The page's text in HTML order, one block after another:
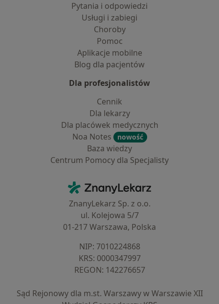
Pytania i odpowiedzi
Usługi i zabiegi
Choroby
Pomoc
Aplikacje mobilne
Blog dla pacjentów
Dla profesjonalistów
Cennik
Dla lekarzy
Dla placówek medycznych
Noa Notes
nowość
Baza wiedzy
Centrum Pomocy dla Specjalisty
ZnanyLekarz - Strona główna
ZnanyLekarz Sp. z o.o.
ul. Kolejowa 5/7
01-217 Warszawa, Polska
NIP: ⁠7010224868
KRS: ⁠0000347997
REGON: ⁠142276657
Sąd Rejonowy dla m.st. Warszawy w Warszawie XII